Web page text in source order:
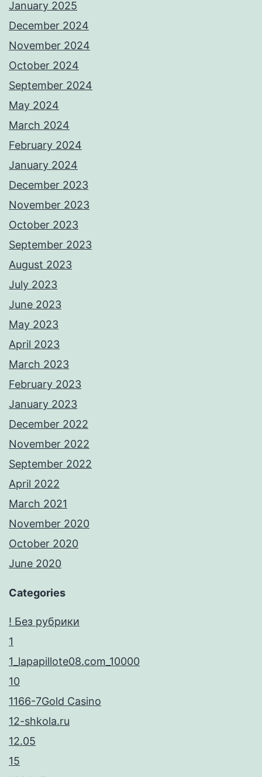
January 2025
December 2024
November 2024
October 2024
September 2024
May 2024
March 2024
February 2024
January 2024
December 2023
November 2023
October 2023
September 2023
August 2023
July 2023
June 2023
May 2023
April 2023
March 2023
February 2023
January 2023
December 2022
November 2022
September 2022
April 2022
March 2021
November 2020
October 2020
June 2020
Categories
! Без рубрики
1
1_lapapillote08.com_10000
10
1166-7Gold Casino
12-shkola.ru
12.05
15